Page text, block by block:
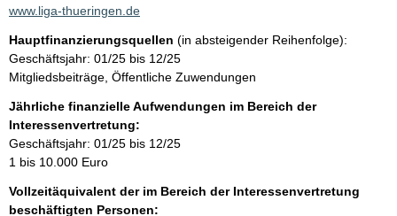
a
t
i
n
f
o
r
m
t
www.liga-thueringen.de
Hauptfinanzierungsquellen (in absteigender Reihenfolge):
Geschäftsjahr: 01/25 bis 12/25
Mitgliedsbeiträge, Öffentliche Zuwendungen
Jährliche finanzielle Aufwendungen im Bereich der
Interessenvertretung:
Geschäftsjahr: 01/25 bis 12/25
1 bis 10.000 Euro
Vollzeitäquivalent der im Bereich der Interessenvertretung
beschäftigten Personen: